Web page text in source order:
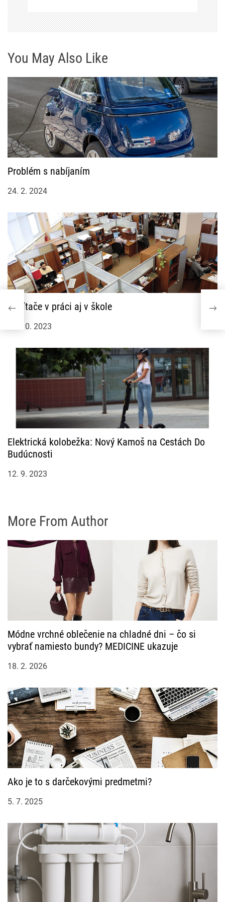
ř
í
p
v
k
You May Also Like
Problém s nabíjaním
24. 2. 2024
Počítače v práci aj v škole
16. 10. 2023
Elektrická kolobežka: Nový Kamoš na Cestách Do
Budúcnosti
12. 9. 2023
More From Author
Módne vrchné oblečenie na chladné dni – čo si
vybrať namiesto bundy? MEDICINE ukazuje
18. 2. 2026
Ako je to s darčekovými predmetmi?
5. 7. 2025